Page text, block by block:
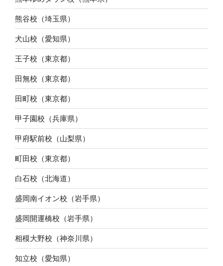
熊谷校（埼玉県）
犬山校（愛知県）
王子校（東京都）
田無校（東京都）
田町校（東京都）
甲子園校（兵庫県）
甲府駅前校（山梨県）
町田校（東京都）
白石校（北海道）
盛岡南イオン校（岩手県）
盛岡開運橋校（岩手県）
相模大野校（神奈川県）
知立校（愛知県）